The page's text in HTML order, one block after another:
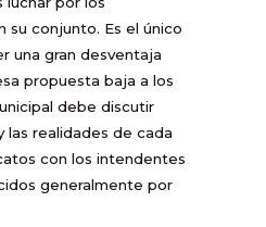
su conjunto. Es el único
una gran desventaja
propuesta baja a los
debe discutir
las realidades de cada
con los intendentes
generalmente por